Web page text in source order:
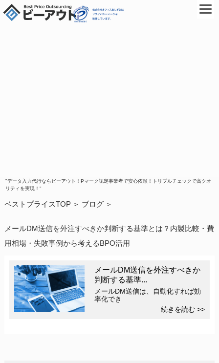
"データ入力代行ならビーアウト！Pマーク認定事業者で安心依頼！トリプルチェックで高クオ
リティを実現！"
ベストプライスTOP ブログ
メールDM送信を外注すべきか判断する基準とは？内製比較・費
用相場・失敗事例から考えるBPO活用
メールDM送信を外注すべきか
判断する基準...
メールDM送信は、自動化すれば効
率化でき
続きを読む >>